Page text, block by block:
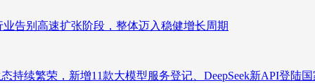
告别高速扩张阶段，整体迈入稳健增长周期
续繁荣，新增11款大模型服务登记、DeepSeek新API登陆